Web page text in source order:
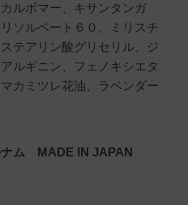
ルボマー、キサンタンガ
ソルベート６０、ミリスチ
テアリン酸グリセリル、ジ
ルギニン、フェノキシエタ
カミツレ花油、ラベンダー
ナム MADE IN JAPAN